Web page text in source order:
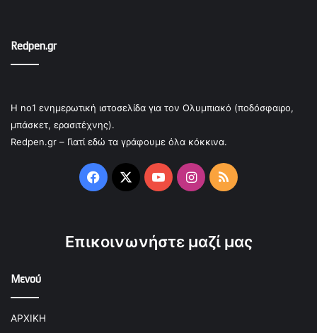
Redpen.gr
Η no1 ενημερωτική ιστοσελίδα για τον Ολυμπιακό (ποδόσφαιρο,
μπάσκετ, ερασιτέχνης).
Redpen.gr – Γιατί εδώ τα γράφουμε όλα κόκκινα.
Facebook
X YouTubeInstagram
RSS
Επικοινωνήστε μαζί μας
Μενού
ΑΡΧΙΚΗ